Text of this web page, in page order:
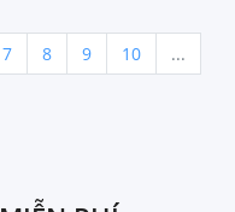
7 8 9 10 ...